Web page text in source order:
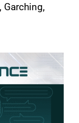
Garching,